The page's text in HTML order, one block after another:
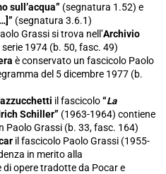
sull’acqua” (segnatura 1.52) e
(segnatura 3.6.1)
Grassi si trova nell’Archivio
serie 1974 (b. 50, fasc. 49)
è conservato un fascicolo Paolo
del 5 dicembre 1977 (b.
il fascicolo“La
Schiller” (1963-1964) contiene
Paolo Grassi (b. 33, fasc. 164)
il fascicolo Paolo Grassi (1955-
in merito alla
opere tradotte da Pocar e